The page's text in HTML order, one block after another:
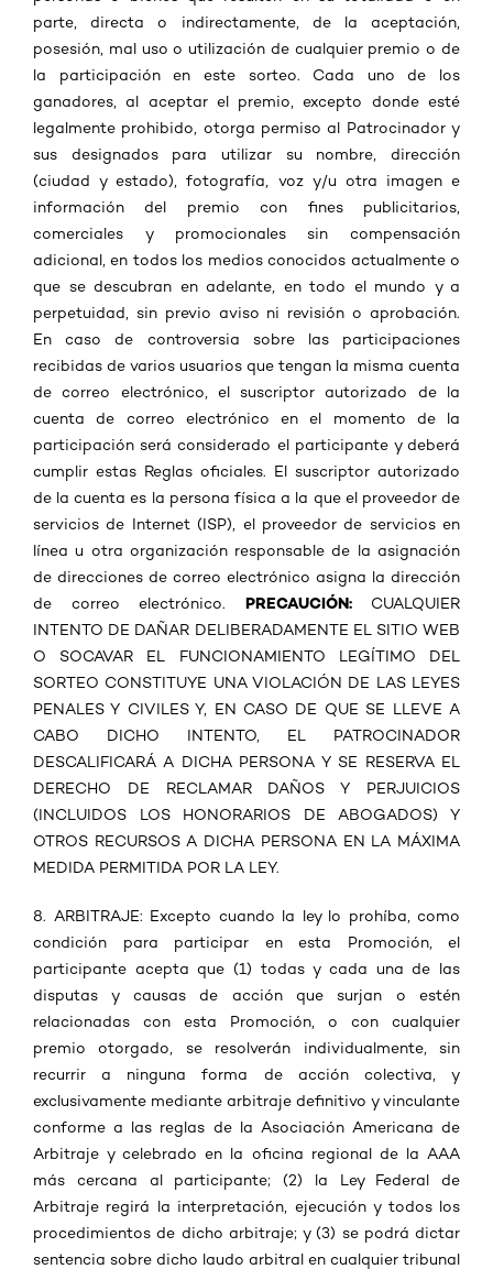
parte, directa o indirectamente, de la aceptación,
posesión, mal uso o utilización de cualquier premio o de
la participación en este sorteo. Cada uno de los
ganadores, al aceptar el premio, excepto donde esté
legalmente prohibido, otorga permiso al Patrocinador y
sus designados para utilizar su nombre, dirección
(ciudad y estado), fotografía, voz y/u otra imagen e
información del premio con fines publicitarios,
comerciales y promocionales sin compensación
adicional, en todos los medios conocidos actualmente o
que se descubran en adelante, en todo el mundo y a
perpetuidad, sin previo aviso ni revisión o aprobación.
En caso de controversia sobre las participaciones
recibidas de varios usuarios que tengan la misma cuenta
de correo electrónico, el suscriptor autorizado de la
cuenta de correo electrónico en el momento de la
participación será considerado el participante y deberá
cumplir estas Reglas oficiales. El suscriptor autorizado
de la cuenta es la persona física a la que el proveedor de
servicios de Internet (ISP), el proveedor de servicios en
línea u otra organización responsable de la asignación
de direcciones de correo electrónico asigna la dirección
de correo electrónico. PRECAUCIÓN:
CUALQUIER
INTENTO DE DAÑAR DELIBERADAMENTE EL SITIO WEB
O SOCAVAR EL FUNCIONAMIENTO LEGÍTIMO DEL
SORTEO CONSTITUYE UNA VIOLACIÓN DE LAS LEYES
PENALES Y CIVILES Y, EN CASO DE QUE SE LLEVE A
CABO DICHO INTENTO, EL PATROCINADOR
DESCALIFICARÁ A DICHA PERSONA Y SE RESERVA EL
DERECHO DE RECLAMAR DAÑOS Y PERJUICIOS
(INCLUIDOS LOS HONORARIOS DE ABOGADOS) Y
OTROS RECURSOS A DICHA PERSONA EN LA MÁXIMA
MEDIDA PERMITIDA POR LA LEY.
8. ARBITRAJE: Excepto cuando la ley lo prohíba, como
condición para participar en esta Promoción, el
participante acepta que (1) todas y cada una de las
disputas y causas de acción que surjan o estén
relacionadas con esta Promoción, o con cualquier
premio otorgado, se resolverán individualmente, sin
recurrir a ninguna forma de acción colectiva, y
exclusivamente mediante arbitraje definitivo y vinculante
conforme a las reglas de la Asociación Americana de
Arbitraje y celebrado en la oficina regional de la AAA
más cercana al participante; (2) la Ley Federal de
Arbitraje regirá la interpretación, ejecución y todos los
procedimientos de dicho arbitraje; y (3) se podrá dictar
sentencia sobre dicho laudo arbitral en cualquier tribunal